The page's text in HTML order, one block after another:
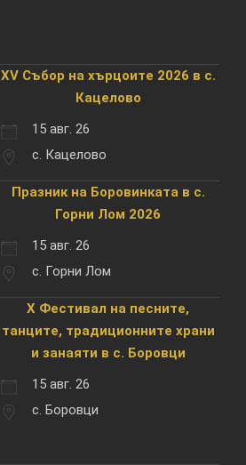
XV Събор на хърцоите 2026 в с.
Кацелово
15 авг. 26
с. Кацелово
Празник на Боровинката в с.
Горни Лом 2026
15 авг. 26
с. Горни Лом
X Фестивал на песните,
танците, традиционните храни
и занаяти в с. Боровци
15 авг. 26
с. Боровци